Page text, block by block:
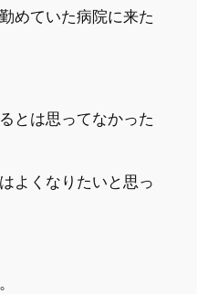
めていた病院に来た
とは思ってなかった
よくなりたいと思っ